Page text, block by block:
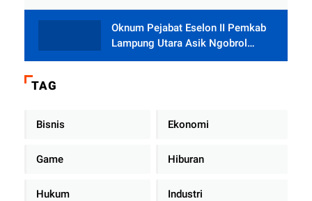
Oknum Pejabat Eselon II Pemkab
Lampung Utara Asik Ngobrol
Dengan Teman Kencan Wanitanya
TAG
Bisnis Ekonomi
Game Hiburan
Hukum Industri